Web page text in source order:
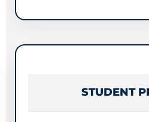
STUDENT